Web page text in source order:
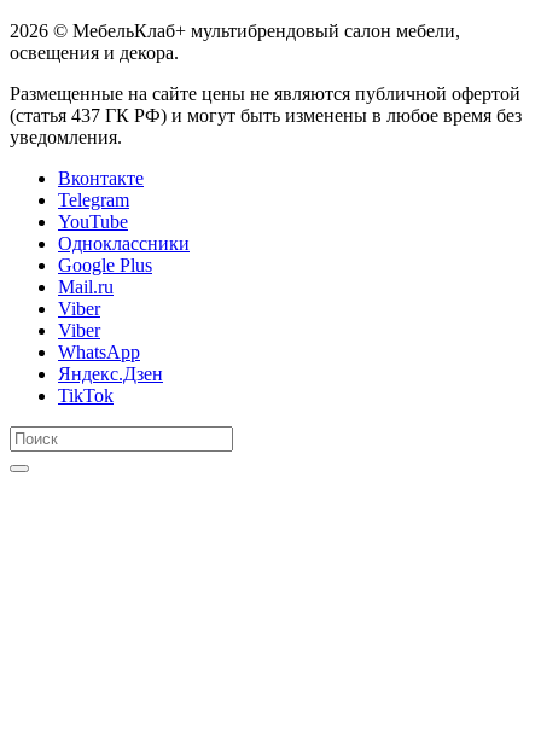
2026 © МебельКлаб+ мультибрендовый салон мебели,
освещения и декора.
Размещенные на сайте цены не являются публичной офертой
(статья 437 ГК РФ) и могут быть изменены в любое время без
уведомления.
Вконтакте
Telegram
YouTube
Одноклассники
Google Plus
Mail.ru
Viber
Viber
WhatsApp
Яндекс.Дзен
TikTok